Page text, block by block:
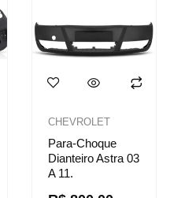
CHEVROLET
Para-Choque
Dianteiro Astra 03
A 11.